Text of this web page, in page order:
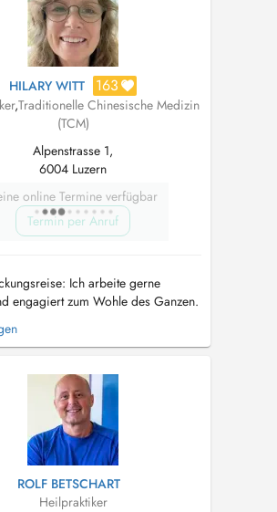
HILARY WITT 163
,Traditionelle Chinesische Medizin
(TCM)
Alpenstrasse 1,
6004 Luzern
online Termine verfügbar
Termin per Anruf
Ich arbeite gerne
engagiert zum Wohle des Ganzen.
die Menschen die mich inspiriert
Kursen und ins CO-CHI-NG@ zu
biete ich Ihnen an, und eine
zu einem belebenden Austausch.
ROLF BETSCHART
Heilpraktiker